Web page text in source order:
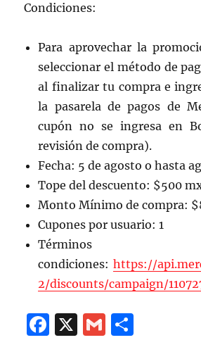
Condiciones:
Para aprovechar la
seleccionar el método de
al finalizar tu compra e
la pasarela de pagos de
cupón no se ingresa en
revisión de compra).
Fecha: 5 de agosto o hasta
Tope del descuento: $500
Monto Mínimo de compra:
Cupones por usuario: 1
condiciones: https://
2/discounts/campaign/
F
X
G